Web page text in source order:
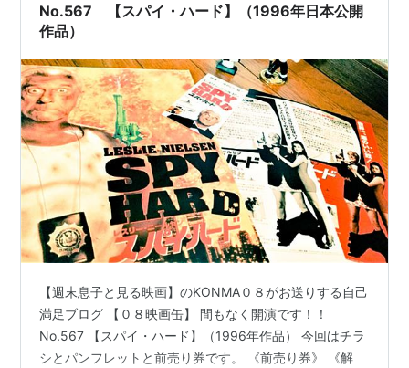
No.567 【スパイ・ハード】（1996年日本公開
作品）
【週末息子と見る映画】のKONMA０８がお送りする自己
満足ブログ 【０８映画缶】 間もなく開演です！！
No.567 【スパイ・ハード】（1996年作品） 今回はチラ
シとパンフレットと前売り券です。 《前売り券》 《解